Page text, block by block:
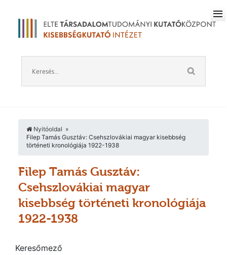
Nyitóoldal
Filep Tamás Gusztáv: Csehszlovákiai magyar kisebbség
történeti kronológiája 1922-1938
Filep Tamás Gusztáv:
Csehszlovákiai magyar
kisebbség történeti kronológiája
1922-1938
Keresőmező